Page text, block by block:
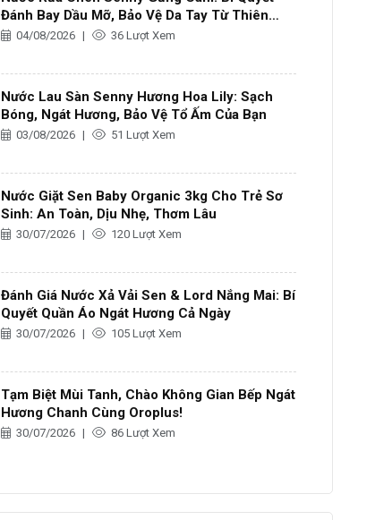
Đánh Bay Dầu Mỡ, Bảo Vệ Da Tay Từ Thiên
Nhiên
04/08/2026 | 36 Lượt Xem
Nước Lau Sàn Senny Hương Hoa Lily: Sạch
Bóng, Ngát Hương, Bảo Vệ Tổ Ấm Của Bạn
03/08/2026 | 51 Lượt Xem
Nước Giặt Sen Baby Organic 3kg Cho Trẻ Sơ
Sinh: An Toàn, Dịu Nhẹ, Thơm Lâu
30/07/2026 | 120 Lượt Xem
Đánh Giá Nước Xả Vải Sen & Lord Nắng Mai: Bí
Quyết Quần Áo Ngát Hương Cả Ngày
30/07/2026 | 105 Lượt Xem
Tạm Biệt Mùi Tanh, Chào Không Gian Bếp Ngát
Hương Chanh Cùng Oroplus!
30/07/2026 | 86 Lượt Xem